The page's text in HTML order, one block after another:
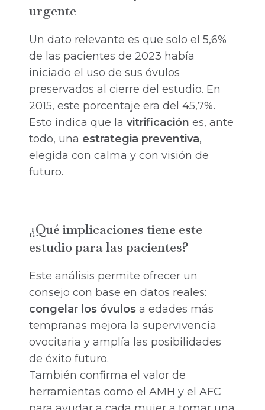
urgente
Un dato relevante es que solo el 5,6%
de las pacientes de 2023 había
iniciado el uso de sus óvulos
preservados al cierre del estudio. En
2015, este porcentaje era del 45,7%.
Esto indica que la vitrificación es, ante
todo, una estrategia preventiva,
elegida con calma y con visión de
futuro.
¿Qué implicaciones tiene este
estudio para las pacientes?
Este análisis permite ofrecer un
consejo con base en datos reales:
congelar los óvulos a edades más
tempranas mejora la supervivencia
ovocitaria y amplía las posibilidades
de éxito futuro.
También confirma el valor de
herramientas como el AMH y el AFC